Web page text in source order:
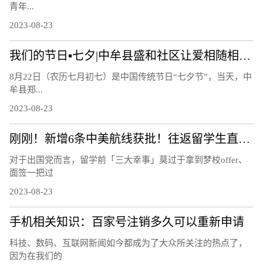
青年...
2023-08-23
我们的节日▪七夕|中牟县盛和社区让爱相随相约白首
8月22日（农历七月初七）是中国传统节日“七夕节”，当天，中
牟县郑...
2023-08-23
刚刚！新增6条中美航线获批！往返留学生直接省出一部iPhone……
对于出国党而言，留学前「三大幸事」莫过于拿到梦校offer、
面签一把过
2023-08-23
手机相关知识：百家号注销多久可以重新申请
科技、数码、互联网新闻如今都成为了大众所关注的热点了，
因为在我们的